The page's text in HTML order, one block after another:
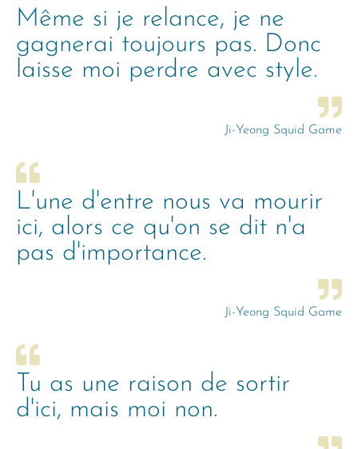
Même si je relance, je ne
gagnerai toujours pas. Donc
laisse moi perdre avec style.
Ji-Yeong Squid Game
L'une d'entre nous va mourir
ici, alors ce qu'on se dit n'a
pas d'importance.
Ji-Yeong Squid Game
Tu as une raison de sortir
d'ici, mais moi non.